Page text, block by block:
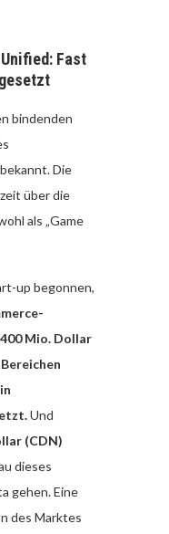
Fast
bindenden
Die
über die
als „Game
up begonnen,
Mio. Dollar
Und
(CDN)
dieses
gehen. Eine
des Marktes